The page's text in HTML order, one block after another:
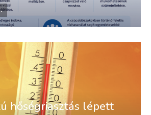
hőségriasztás lépett